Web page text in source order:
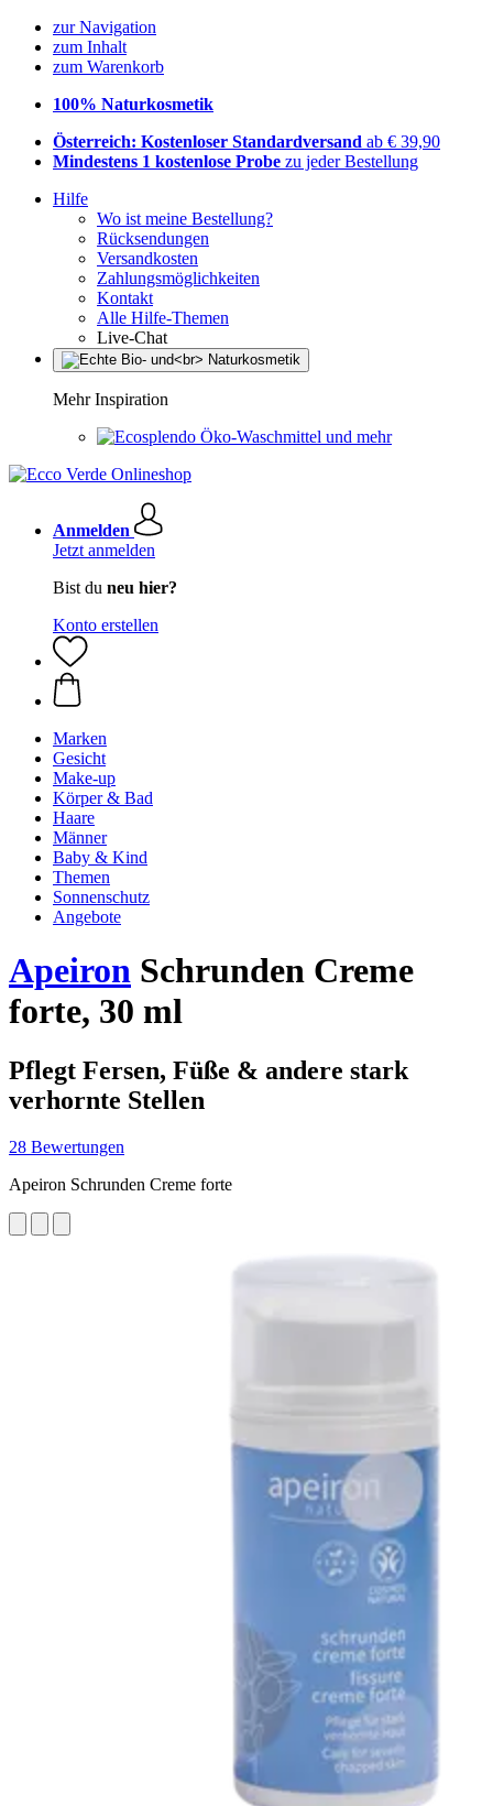
zur Navigation
zum Inhalt
zum Warenkorb
100% Naturkosmetik
Österreich: Kostenloser Standardversand ab € 39,90
Mindestens 1 kostenlose Probe zu jeder Bestellung
Hilfe
Wo ist meine Bestellung?
Rücksendungen
Versandkosten
Zahlungsmöglichkeiten
Kontakt
Alle Hilfe-Themen
Live-Chat
Mehr Inspiration
Öko-Waschmittel und mehr
Anmelden
Jetzt anmelden
Bist du neu hier?
Konto erstellen
Marken
Gesicht
Make-up
Körper & Bad
Haare
Männer
Baby & Kind
Themen
Sonnenschutz
Angebote
Apeiron Schrunden Creme
forte, 30 ml
Pflegt Fersen, Füße & andere stark
verhornte Stellen
28 Bewertungen
Apeiron Schrunden Creme forte